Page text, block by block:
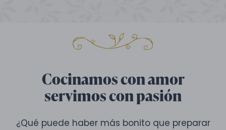
Cocinamos con amor
servimos con pasión
¿Qué puede haber más bonito que preparar